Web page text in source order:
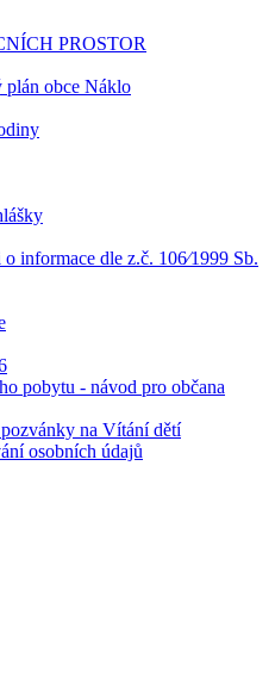
PROSTOR
obce Náklo
informace dle z.č. 106⁄1999 Sb.
pobytu - návod pro občana
pozvánky na Vítání dětí
osobních údajů